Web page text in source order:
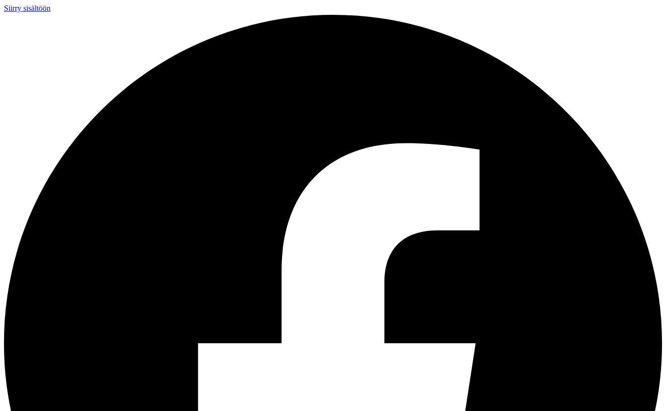
Siirry sisältöön